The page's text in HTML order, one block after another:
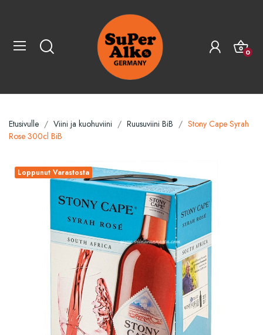
0
Etusivulle Viini ja kuohuviini Ruusuviini BiB
Stony Cape Syrah
Rose 300cl BiB
Loppunut Varastosta